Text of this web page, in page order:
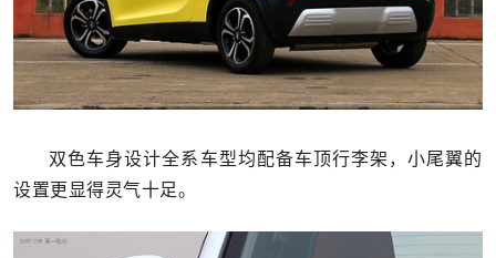
双色车身设计全系车型均配备车顶行李架，小尾翼的
设置更显得灵气十足。